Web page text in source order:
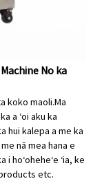
No ka
koko maoli.Ma
a ʻoi aku ka
hui kalepa a me ka
nā mea hana e
i hoʻoheheʻe ʻia, ke
etc.